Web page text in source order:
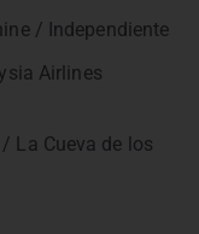
/ Independiente
Airlines
La Cueva de los